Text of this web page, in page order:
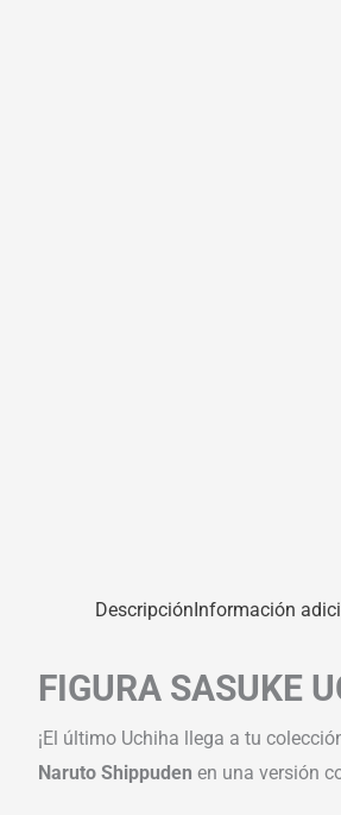
DescripciónInformación
FIGURA SASUKE
¡El último Uchiha llega a tu
Naruto Shippuden en una versión